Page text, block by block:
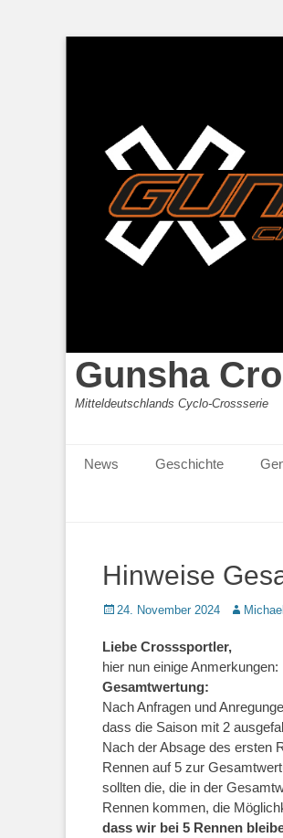
Gunsha
Mitteldeutschlands Cyclo-Crossserie
Primärmenu
News Geschichte
Hinweise
24. November 2024
Liebe Crosssportler,
hier nun einige Anmerkungen:
Gesamtwertung:
Nach Anfragen und
dass die Saison mit 2
Nach der Absage des ersten
Rennen auf 5 zur
sollten die, die in der
Rennen kommen, die
dass wir bei 5 Rennen